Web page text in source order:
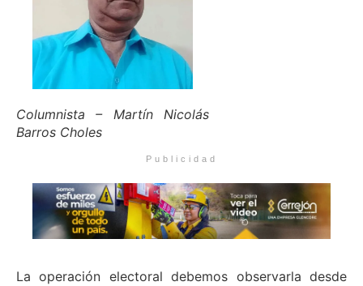
Columnista – Martín Nicolás
Barros Choles
Publicidad
La operación electoral debemos observarla desde